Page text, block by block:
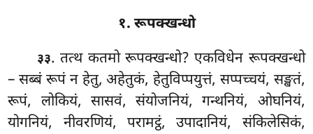
१. रूपक्खन्धो
३३. तत्थ कतमो रूपक्खन्धो? एकविधेन रूपक्खन्धो
– सब्बं रूपं न हेतु, अहेतुकं, हेतुविप्पयुत्तं, सप्पच्चयं, सङ्खतं,
रूपं, लोकियं, सासवं, संयोजनियं, गन्थनियं, ओघनियं,
योगनियं, नीवरणियं, परामट्ठं, उपादानियं, संकिलेसिकं,